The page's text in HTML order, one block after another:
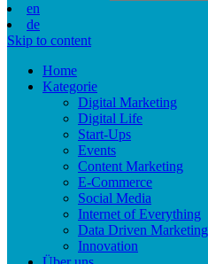
en
de
Skip to content
Home
Kategorie
Digital Marketing
Digital Life
Start-Ups
Events
Content Marketing
E-Commerce
Social Media
Internet of Everything
Data Driven Marketing
Innovation